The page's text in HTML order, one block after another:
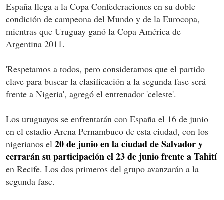
España llega a la Copa Confederaciones en su doble
condición de campeona del Mundo y de la Eurocopa,
mientras que Uruguay ganó la Copa América de
Argentina 2011.
'Respetamos a todos, pero consideramos que el partido
clave para buscar la clasificación a la segunda fase será
frente a Nigeria', agregó el entrenador 'celeste'.
Los uruguayos se enfrentarán con España el 16 de junio
en el estadio Arena Pernambuco de esta ciudad, con los
nigerianos el 20 de junio en la ciudad de Salvador y
cerrarán su participación el 23 de junio frente a Tahití
en Recife. Los dos primeros del grupo avanzarán a la
segunda fase.